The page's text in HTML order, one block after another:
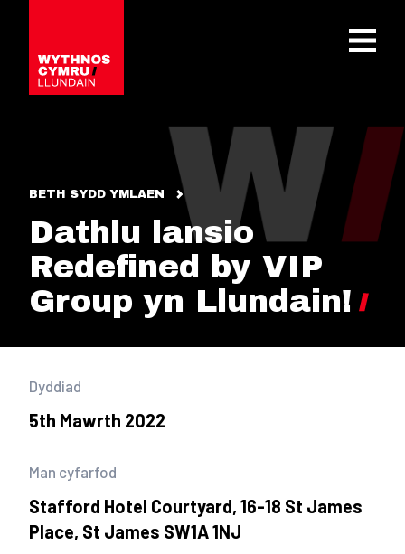
OPEN
BETH SYDD YMLAEN
Dathlu lansio
Redefined by VIP
Group yn Llundain!
Dyddiad
5th Mawrth 2022
Man cyfarfod
Stafford Hotel Courtyard, 16-18 St James
Place, St James SW1A 1NJ